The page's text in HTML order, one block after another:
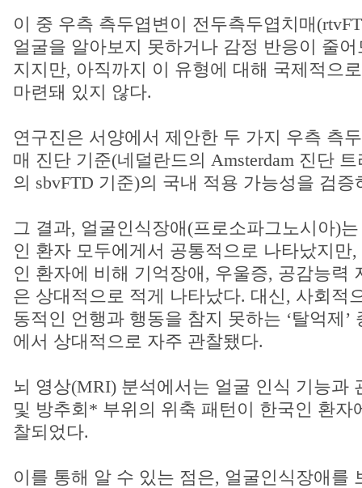
이 중 우측 측두엽변이 전두측두엽치매
얼굴을 알아보지 못하거나 감정 반응이 줄
지지만, 아직까지 이 유형에 대해 국제적으
마련돼 있지 않다.
연구진은 서양에서 제안한 두 가지 우측 측
매 진단 기준(네덜란드의 Amsterdam 진단
의 sbvFTD 기준)의 국내 적용 가능성을 검증
그 결과, 얼굴인식장애(프로소파그노시아)
인 환자 모두에게서 공통적으로 나타났지만
인 환자에 비해 기억장애, 우울증, 공감능력
은 상대적으로 적게 나타났다. 대신, 사회적
동적인 언행과 행동을 참지 못하는 ‘탈억제’
에서 상대적으로 자주 관찰됐다.
뇌 영상(MRI) 분석에서는 얼굴 인식 기능과
및 방추회* 부위의 위축 패턴이 한국인 환자
찰되었다.
이를 통해 알 수 있는 점은, 얼굴인식장애를